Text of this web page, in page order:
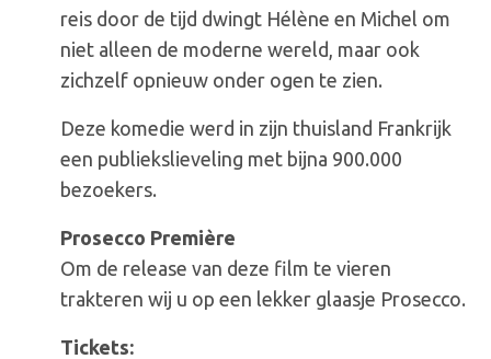
reis door de tijd dwingt Hélène en Michel om
niet alleen de moderne wereld, maar ook
zichzelf opnieuw onder ogen te zien.
Deze komedie werd in zijn thuisland Frankrijk
een publiekslieveling met bijna 900.000
bezoekers.
Prosecco Première
Om de release van deze film te vieren
trakteren wij u op een lekker glaasje Prosecco.
Tickets: